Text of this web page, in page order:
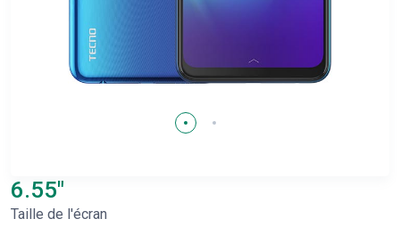
6.55"
Taille de l'écran